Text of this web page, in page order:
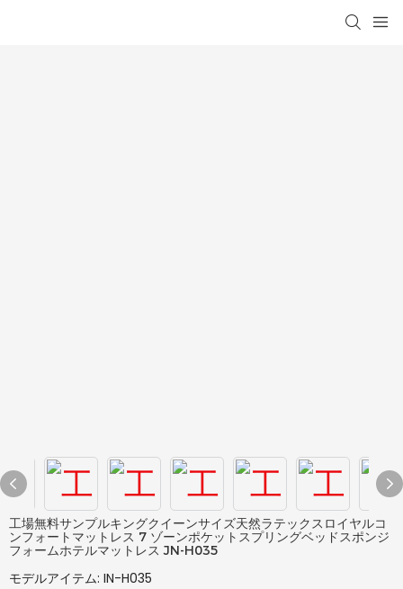
工場無料サンプルキングクイーンサイズ天然ラテックスロイヤルコ
ンフォートマットレス 7 ゾーンポケットスプリングベッドスポンジ
フォームホテルマットレス JN-H035
モデルアイテム: IN-H035